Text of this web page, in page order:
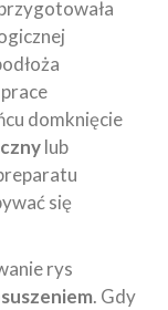
domknięcie
lub
się
rys
. Gdy